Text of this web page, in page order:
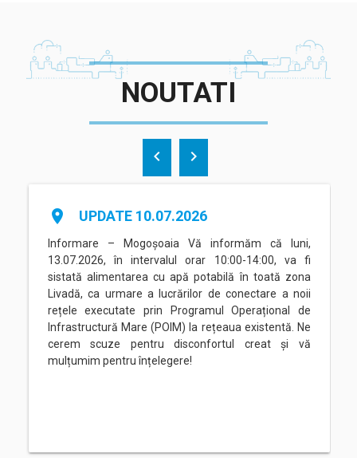
NOUTATI
place UPDATE 10.07.2026
Informare – Mogoșoaia Vă informăm că luni,
13.07.2026, în intervalul orar 10:00-14:00, va fi
sistată alimentarea cu apă potabilă în toată zona
Livadă, ca urmare a lucrărilor de conectare a noii
rețele executate prin Programul Operațional de
Infrastructură Mare (POIM) la rețeaua existentă. Ne
cerem scuze pentru disconfortul creat și vă
mulțumim pentru înțelegere!
chevron_left chevron_right